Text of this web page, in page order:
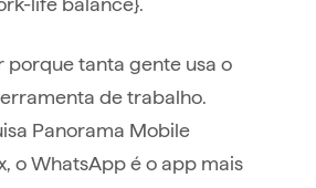
porque tanta gente usa o
de trabalho.
Panorama Mobile
o WhatsApp é o app mais